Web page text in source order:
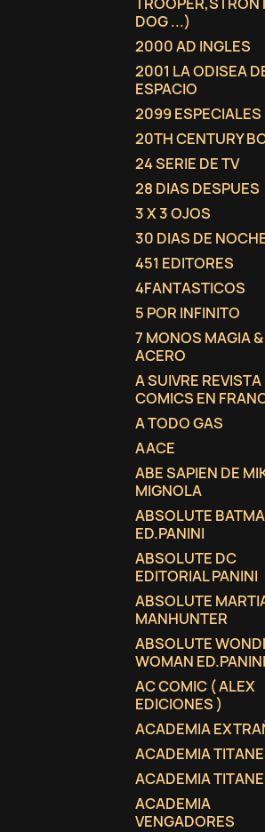
DOG ...)
2000 AD INGLES
2001 LA ODISEA
ESPACIO
2099 ESPECIALES
20TH CENTURY
24 SERIE DE TV
28 DIAS DESPUES
3 X 3 OJOS
30 DIAS DE
451 EDITORES
4FANTASTICOS
5 POR INFINITO
7 MONOS MAGIA &
ACERO
A SUIVRE REVISTA
COMICS EN
A TODO GAS
AACE
ABE SAPIEN DE
MIGNOLA
ABSOLUTE
ED.PANINI
ABSOLUTE DC
EDITORIAL PANINI
ABSOLUTE
MANHUNTER
ABSOLUTE
WOMAN
AC COMIC ( ALEX
EDICIONES )
ACADEMIA
ACADEMIA
ACADEMIA
ACADEMIA
VENGADORES